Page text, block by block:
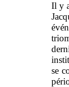
Il y
se